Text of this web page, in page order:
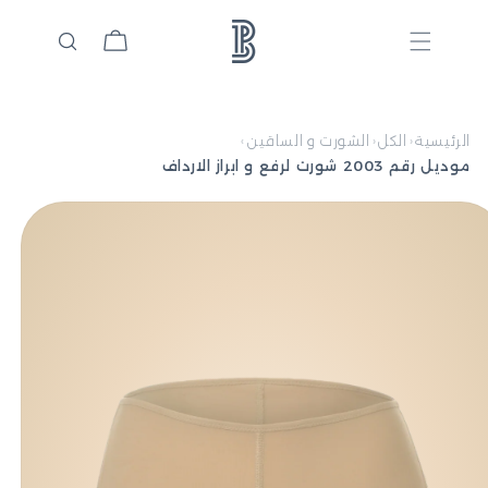
السلة
الرئيسية ‹ الكل‹ الشورت و الساقين
موديل رقم 2003 شورت لرفع و ابراز الارداف
إلى